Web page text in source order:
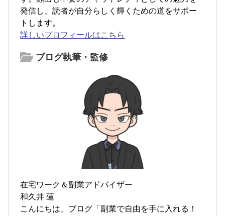
発信し、読者が自分らしく輝くための道をサポー
トします。
詳しいプロフィールはこちら
ブログ執筆・監修
在宅ワーク＆副業アドバイザー
和久井 蓮
こんにちは、ブログ「副業で自由を手に入れる！